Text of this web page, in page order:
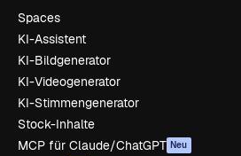
Spaces
KI-Assistent
KI-Bildgenerator
KI-Videogenerator
KI-Stimmengenerator
Stock-Inhalte
MCP für Claude/ChatGPT Neu